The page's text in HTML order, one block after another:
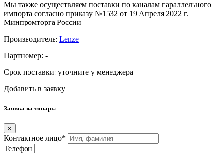
Мы также осуществляем поставки по каналам параллельного
импорта согласно приказу №1532 от 19 Апреля 2022 г.
Минпромторга России.
Производитель: Lenze
Партномер: -
Срок поставки: уточните у менеджера
Добавить в заявку
Заявка на товары
×
Контактное лицо*
Телефон